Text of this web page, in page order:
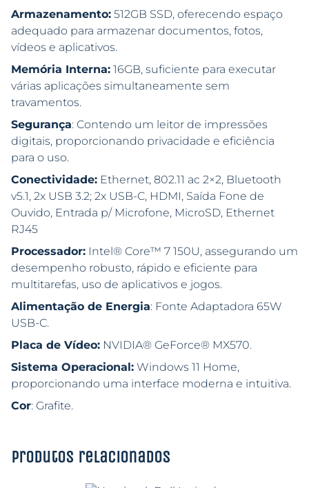
Armazenamento: 512GB SSD, oferecendo espaço
adequado para armazenar documentos, fotos,
vídeos e aplicativos.
Memória Interna: 16GB, suficiente para executar
várias aplicações simultaneamente sem
travamentos.
Segurança: Contendo um leitor de impressões
digitais, proporcionando privacidade e eficiência
para o uso.
Conectividade: Ethernet, 802.11 ac 2×2, Bluetooth
v5.1, 2x USB 3.2; 2x USB-C, HDMI, Saída Fone de
Ouvido, Entrada p/ Microfone, MicroSD, Ethernet
RJ45
Processador: Intel® Core™ 7 150U, assegurando um
desempenho robusto, rápido e eficiente para
multitarefas, uso de aplicativos e jogos.
Alimentação de Energia: Fonte Adaptadora 65W
USB-C.
Placa de Vídeo: NVIDIA® GeForce® MX570.
Sistema Operacional: Windows 11 Home,
proporcionando uma interface moderna e intuitiva.
Cor: Grafite.
Produtos relacionados